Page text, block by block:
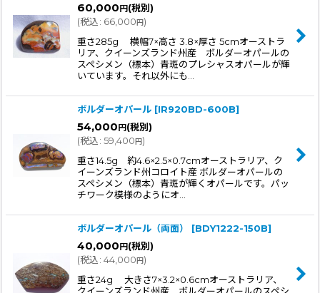
60,000 円 (税別)
(税込: 66,000円)
重さ285g 横幅7×高さ 3.8×厚さ 5cmオーストラ
リア、クイーンズランド州産 ボルダーオパールの
スペシメン（標本）青斑のプレシャスオパールが輝
いています。それ以外にも…
ボルダーオパール [IR920BD-600B]
54,000 円 (税別)
(税込: 59,400円)
重さ14.5g 約4.6×2.5×0.7cmオーストラリア、ク
イーンズランド州コロイト産 ボルダーオパールの
スペシメン（標本）青斑が輝くオパールです。パッ
チワーク模様のようにオ…
ボルダーオパール（両面） [BDY1222-150B]
40,000 円 (税別)
(税込: 44,000円)
重さ24g 大きさ7×3.2×0.6cmオーストラリア、